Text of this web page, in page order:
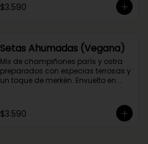
$3.590
Setas Ahumadas (Vegana)
Mix de champiñones parís y ostra
preparados con especias terrosas y
un toque de merkén. Envuelto en
$3.590